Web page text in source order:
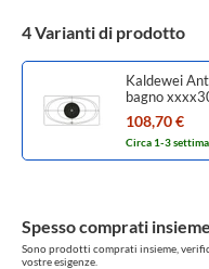
4 Varianti di prodotto
Kaldewei
bagno
108,70 €
Circa 1-3
Spesso comprati insieme
Sono prodotti comprati insieme,
vostre esigenze.